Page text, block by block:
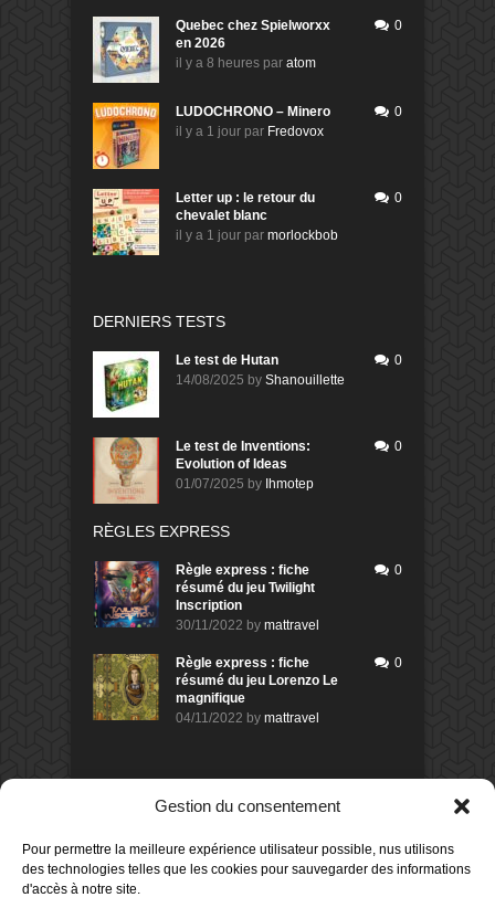
Gestion du consentement
Pour permettre la meilleure expérience utilisateur possible, nus utilisons
des technologies telles que les cookies pour sauvegarder des informations
d'accès à notre site.
Quebec chez Spielworxx
en 2026
il y a 8 heures par atom
0
LUDOCHRONO – Minero
il y a 1 jour par Fredovox
0
Letter up : le retour du
chevalet blanc
il y a 1 jour par morlockbob
0
DERNIERS TESTS
Le test de Hutan
14/08/2025 by Shanouillette
0
Le test de Inventions:
Evolution of Ideas
01/07/2025 by Ihmotep
0
RÈGLES EXPRESS
Règle express : fiche
résumé du jeu Twilight
Inscription
30/11/2022 by mattravel
0
Règle express : fiche
résumé du jeu Lorenzo Le
magnifique
04/11/2022 by mattravel
0
Sur le jeu Detective Box - Ciao
Bella